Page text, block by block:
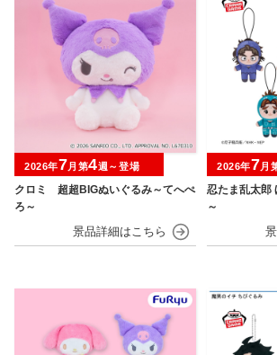
クロミ 超超BIGぬいぐるみ～てへぺ
ろ～
2026年7月第4週～登場
忍たま乱太郎
～
2026年7月